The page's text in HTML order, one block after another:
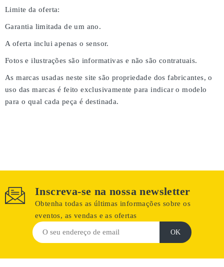
Limite da oferta:
Garantia limitada de um ano.
A oferta inclui apenas o sensor.
Fotos e ilustrações são informativas e não são contratuais.
As marcas usadas neste site são propriedade dos fabricantes, o
uso das marcas é feito exclusivamente para indicar o modelo
para o qual cada peça é destinada.
Inscreva-se na nossa newsletter
Obtenha todas as últimas informações sobre os
eventos, as vendas e as ofertas